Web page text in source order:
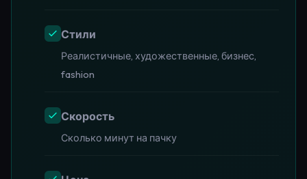
Стили
Реалистичные, художественные, бизнес,
fashion
Скорость
Сколько минут на пачку